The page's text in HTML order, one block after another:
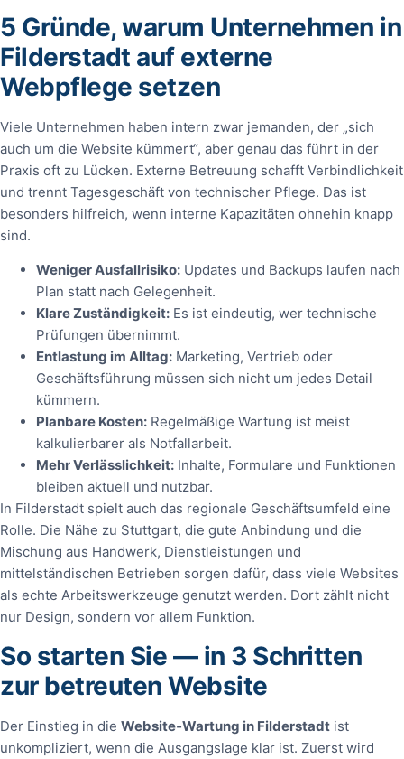
5 Gründe, warum Unternehmen in
Filderstadt auf externe
Webpflege setzen
Viele Unternehmen haben intern zwar jemanden, der „sich
auch um die Website kümmert“, aber genau das führt in der
Praxis oft zu Lücken. Externe Betreuung schafft Verbindlichkeit
und trennt Tagesgeschäft von technischer Pflege. Das ist
besonders hilfreich, wenn interne Kapazitäten ohnehin knapp
sind.
Weniger Ausfallrisiko: Updates und Backups laufen nach
Plan statt nach Gelegenheit.
Klare Zuständigkeit: Es ist eindeutig, wer technische
Prüfungen übernimmt.
Entlastung im Alltag: Marketing, Vertrieb oder
Geschäftsführung müssen sich nicht um jedes Detail
kümmern.
Planbare Kosten: Regelmäßige Wartung ist meist
kalkulierbarer als Notfallarbeit.
Mehr Verlässlichkeit: Inhalte, Formulare und Funktionen
bleiben aktuell und nutzbar.
In Filderstadt spielt auch das regionale Geschäftsumfeld eine
Rolle. Die Nähe zu Stuttgart, die gute Anbindung und die
Mischung aus Handwerk, Dienstleistungen und
mittelständischen Betrieben sorgen dafür, dass viele Websites
als echte Arbeitswerkzeuge genutzt werden. Dort zählt nicht
nur Design, sondern vor allem Funktion.
So starten Sie — in 3 Schritten
zur betreuten Website
Der Einstieg in die Website‑Wartung in Filderstadt ist
unkompliziert, wenn die Ausgangslage klar ist. Zuerst wird